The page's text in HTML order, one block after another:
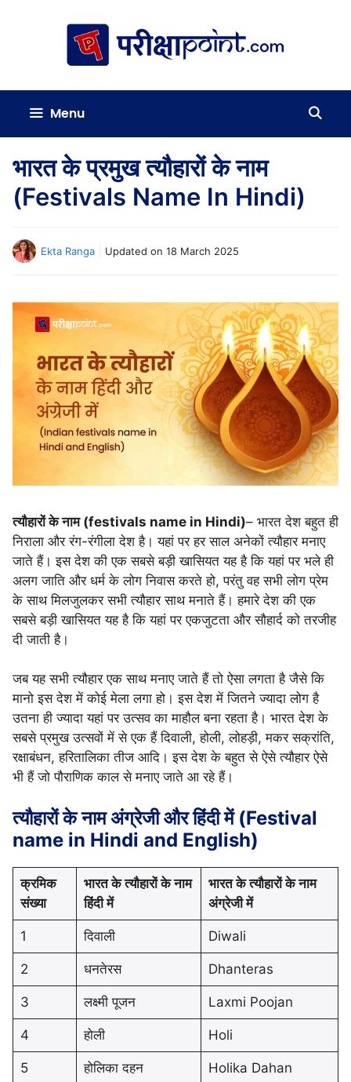
Menu
भारत के प्रमुख त्यौहारों के नाम
(Festivals Name In Hindi)
Ekta Ranga Updated on 18 March 2025
त्यौहारों के नाम (festivals name in Hindi)– भारत देश बहुत ही
निराला और रंग-रंगीला देश है। यहां पर हर साल अनेकों त्यौहार मनाए
जाते हैं। इस देश की एक सबसे बड़ी खासियत यह है कि यहां पर भले ही
अलग जाति और धर्म के लोग निवास करते हो, परंतु वह सभी लोग प्रेम
के साथ मिलजुलकर सभी त्यौहार साथ मनाते हैं। हमारे देश की एक
सबसे बड़ी खासियत यह है कि यहां पर एकजुटता और सौहार्द को तरजीह
दी जाती है।
जब यह सभी त्यौहार एक साथ मनाए जाते हैं तो ऐसा लगता है जैसे कि
मानो इस देश में कोई मेला लगा हो। इस देश में जितने ज्यादा लोग है
उतना ही ज्यादा यहां पर उत्सव का माहौल बना रहता है। भारत देश के
सबसे प्रमुख उत्सवों में से एक हैं दिवाली, होली, लोहड़ी, मकर सक्रांति,
रक्षाबंधन, हरितालिका तीज आदि। इस देश के बहुत से ऐसे त्यौहार ऐसे
भी हैं जो पौराणिक काल से मनाए जाते आ रहे हैं।
त्यौहारों के नाम अंग्रेजी और हिंदी में (Festival
name in Hindi and English)
क्रमिक
संख्या
भारत के त्यौहारों के नाम
हिंदी में
भारत के त्यौहारों के नाम
अंग्रेजी में
1 दिवाली Diwali
2 धनतेरस Dhanteras
3 लक्ष्मी पूजन Laxmi Poojan
4 होली Holi
5 होलिका दहन Holika Dahan